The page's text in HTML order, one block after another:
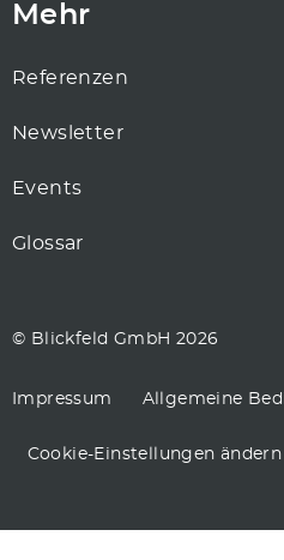
Mehr
Referenzen
Newsletter
Events
Glossar
© Blickfeld GmbH 2026
Impressum Allgemeine
Cookie-Einstellungen ändern